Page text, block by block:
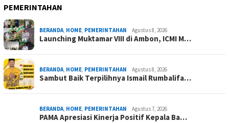
PEMERINTAHAN
BERANDA, HOME, PEMERINTAHAN Agustus 8, 2026
Launching Muktamar VIII di Ambon, ICMI M…
BERANDA, HOME, PEMERINTAHAN Agustus 8, 2026
Sambut Baik Terpilihnya Ismail Rumbalifa…
BERANDA, HOME, PEMERINTAHAN Agustus 7, 2026
PAMA Apresiasi Kinerja Positif Kepala Ba…